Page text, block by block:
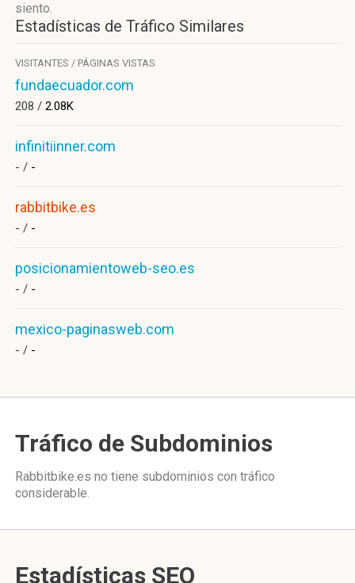
siento.
Estadísticas de Tráfico Similares
VISITANTES / PÁGINAS VISTAS
fundaecuador.com
208 / 2.08K
infinitiinner.com
- / -
rabbitbike.es
- / -
posicionamientoweb-seo.es
- / -
mexico-paginasweb.com
- / -
Tráfico de Subdominios
Rabbitbike.es no tiene subdominios con tráfico
considerable.
Estadísticas SEO